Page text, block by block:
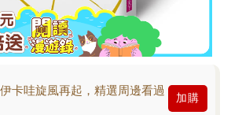
卡哇旋風再起，精選周邊看過
加購